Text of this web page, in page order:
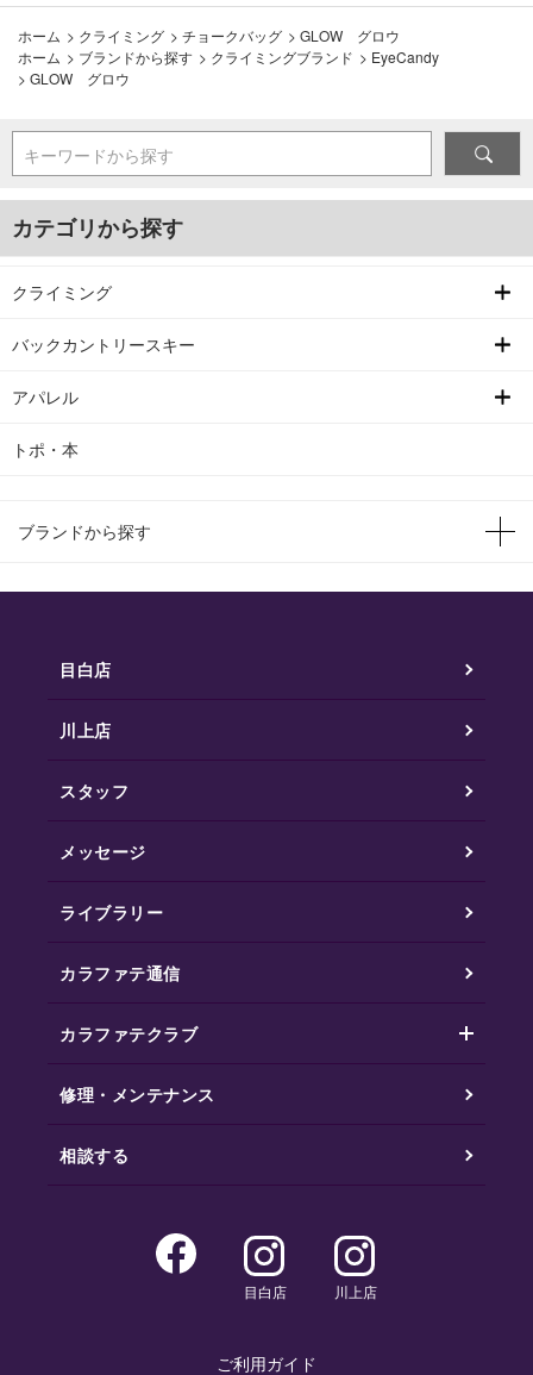
ホーム > クライミング > チョークバッグ > GLOW グロウ
ホーム > ブランドから探す > クライミングブランド > EyeCandy
> GLOW グロウ
キーワードから探す
カテゴリから探す
クライミング
バックカントリースキー
アパレル
トポ・本
ブランドから探す
目白店
川上店
スタッフ
メッセージ
ライブラリー
カラファテ通信
カラファテクラブ
修理・メンテナンス
相談する
目白店 川上店
ご利用ガイド